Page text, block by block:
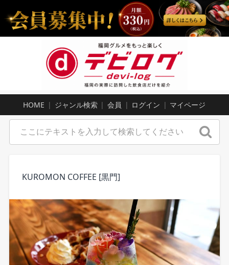
HOME ジャンル検索 会員 ログイン マイページ
KUROMON COFFEE [黒門]